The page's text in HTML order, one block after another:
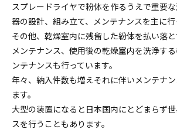
スプレードライヤで粉体を作るうえで重要
器の設計、組み立て、メンテナンスを主に行
その他、乾燥室内に残留した紛体を払い落と
メンテナンス、使用後の乾燥室内を洗浄す
ンテナンスも行っています。
年々、納入件数も増えそれに伴いメンテナ
ます。
大型の装置になると日本国内にとどまらず
スを行うこともあります。